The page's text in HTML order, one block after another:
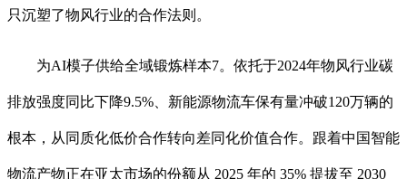
只沉塑了物风行业的合作法则。
为AI模子供给全域锻炼样本7。依托于2024年物风行业碳
排放强度同比下降9.5%、新能源物流车保有量冲破120万辆的
根本，从同质化低价合作转向差同化价值合作。跟着中国智能
物流产物正在亚太市场的份额从 2025 年的 35% 提拔至 2030